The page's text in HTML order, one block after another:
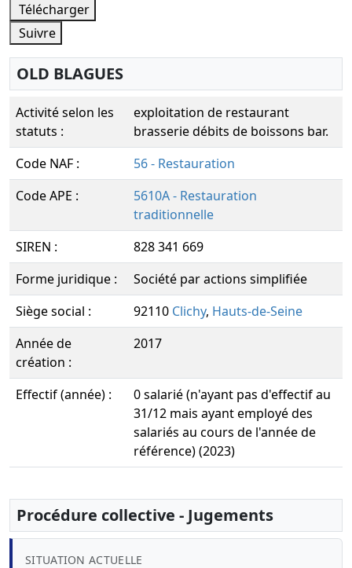
Télécharger
Suivre
OLD BLAGUES
Activité selon les
statuts :
exploitation de restaurant
brasserie débits de boissons bar.
Code NAF :
56 - Restauration
Code APE :
5610A - Restauration
traditionnelle
SIREN :
828 341 669
Forme juridique :
Société par actions simplifiée
Siège social :
92110 Clichy, Hauts-de-Seine
Année de
création :
2017
Effectif (année) :
0 salarié (n'ayant pas d'effectif au
31/12 mais ayant employé des
salariés au cours de l'année de
référence) (2023)
Procédure collective - Jugements
SITUATION ACTUELLE